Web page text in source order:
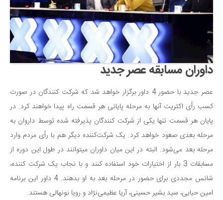
علمی
فناوری‌ها
نجوم و هوا فضا
زمین و محیط زیست
خودرو
سرگرمی
دانستنی‌ها
بازی
طنز
فال
مسابقه
اخبار
داوران مسابقه عصر جدید
عصر جدید با حضور 4 داور برگزار خواهد شد که شرکت کنندگان در صورت
کسب رأی اکثریت آنها به مرحله پایانی هر قسمت راه پیدا خواهند کرد. در
پایان هر قسمت تنها یکی از شرکت کنندگان پذیرفته شده توسط داروان به
مرحله بعدی صعود خواهد کرد. یک شرکت‌کننده دیگر هم با رأی مردم وارد
مرحله بعد می‌شود. البته در این میان داوران می‎توانند در طول این دوره از
مسابقات 3 بار از اختیارات خود استفاده کنند و با نجاب یک شرکت کننده،
شانس مجددی برای حضور در مرحله بعد به او بدهند. 4 داور این برنامه
امین حیایی، سید بشیر حسینی، آریا عظیمی‌نژاد و رویا نونهالی هستند.